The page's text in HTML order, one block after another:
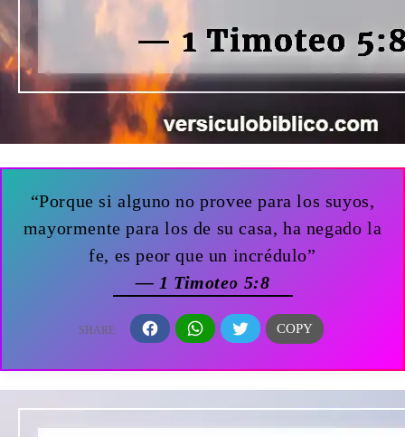
“Porque si alguno no provee para los suyos,
mayormente para los de su casa, ha negado la
fe, es peor que un incrédulo”
— 1 Timoteo 5:8